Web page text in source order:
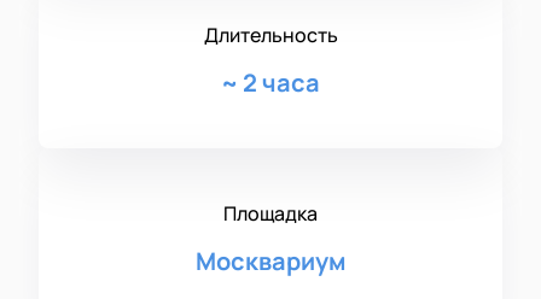
Длительность
~ 2 часа
Площадка
Москвариум